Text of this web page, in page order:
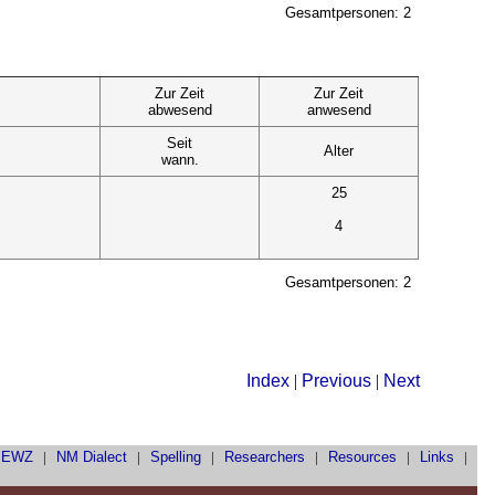
Gesamtpersonen: 2
Zur Zeit
abwesend
Zur Zeit
anwesend
Seit
wann.
Alter
25
4
Gesamtpersonen: 2
Index| Previous| Next
EWZ| NM Dialect| Spelling| Researchers | Resources | Links |